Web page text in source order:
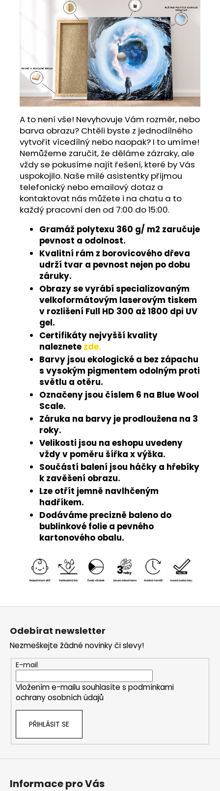
A to není vše! Nevyhovuje Vám rozměr, nebo
barva obrazu? Chtěli byste z jednodílného
vytvořit vícedílný nebo naopak? I to umíme!
Nemůžeme zaručit, že děláme zázraky, ale
vždy se pokusíme najít řešení, které by Vás
uspokojilo. Naše milé asistentky přijmou
telefonický nebo emailový dotaz a
kontaktovat nás můžete i na chatu a to
každý pracovní den od 7:00 do 15:00.
Gramáž polytexu 360 g/ m2 zaručuje
pevnost a odolnost.
Kvalitní rám z borovicového dřeva
udrží tvar a pevnost nejen po dobu
záruky.
Obrazy se vyrábí specializovaným
velkoformátovým laserovým tiskem
v rozlišení Full HD 300 až 1800 dpi UV
gel.
Certifikáty nejvyšší kvality
naleznete zde.
Barvy jsou ekologické a bez zápachu
s vysokým pigmentem odolným proti
světlu a otěru.
Označeny jsou číslem 6 na Blue Wool
Scale.
Záruka na barvy je prodloužena na 3
roky.
Velikosti jsou na eshopu uvedeny
vždy v poměru šířka x výška.
Součástí balení jsou háčky a hřebíky
k zavěšení obrazu.
Lze otřít jemně navlhčeným
hadříkem.
Dodáváme precizně baleno do
bublinkové folie a pevného
kartonového obalu.
Z
Odebírat newsletter
Nezmeškejte žádné novinky či slevy!
E-mail
Vložením e-mailu souhlasíte s podmínkami
ochrany osobních údajů
PŘIHLÁSIT SE
Informace pro Vás